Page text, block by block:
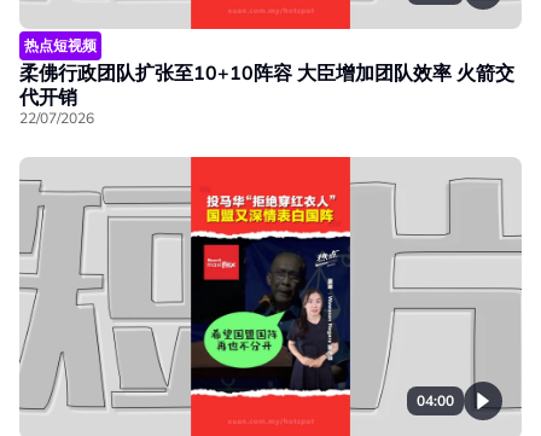
热点短视频
柔佛行政团队扩张至10+10阵容 大臣增加团队效率 火箭交
代开销
22/07/2026
04:00